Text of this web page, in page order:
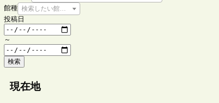
館種 検索したい館種を選択してください
投稿日
～
検索
現在地